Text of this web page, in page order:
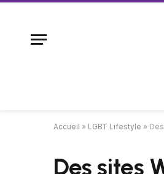
Accueil » LGBT Lifestyle »
Des sites